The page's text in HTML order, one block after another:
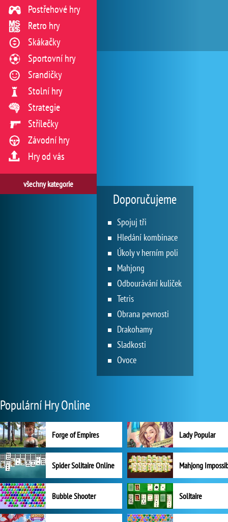
Postřehové hry
Retro hry
Skákačky
Sportovní hry
Srandičky
Stolní hry
Strategie
Střílečky
Závodní hry
Hry od vás
všechny kategorie
Doporučujeme
Spojuj tři
Hledání kombinace
Úkoly v herním poli
Mahjong
Odbourávání kuliček
Tetris
Obrana pevnosti
Drakohamy
Sladkosti
Ovoce
Populární Hry Online
Forge of Empires Lady Popular
Spider Solitaire Online Mahjong
Bubble Shooter Solitaire